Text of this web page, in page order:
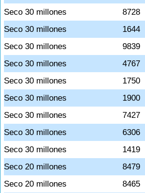
Seco 30 millones
8728
Seco 30 millones
1644
Seco 30 millones
9839
Seco 30 millones
4767
Seco 30 millones
1750
Seco 30 millones
1900
Seco 30 millones
7427
Seco 30 millones
6306
Seco 30 millones
1419
Seco 20 millones
8479
Seco 20 millones
8465